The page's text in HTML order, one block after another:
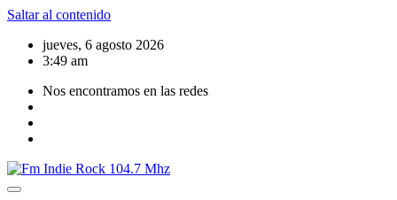
Saltar al contenido
jueves, 6 agosto 2026
3:49 am
Nos encontramos en las redes